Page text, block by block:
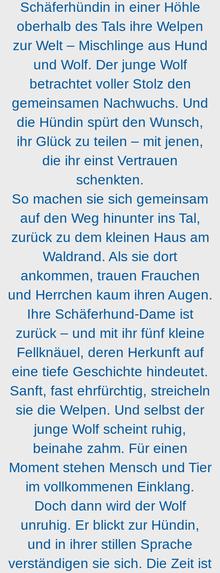
Schäferhündin in einer Höhle
oberhalb des Tals ihre Welpen
zur Welt – Mischlinge aus Hund
und Wolf. Der junge Wolf
betrachtet voller Stolz den
gemeinsamen Nachwuchs. Und
die Hündin spürt den Wunsch,
ihr Glück zu teilen – mit jenen,
die ihr einst Vertrauen
schenkten.
So machen sie sich gemeinsam
auf den Weg hinunter ins Tal,
zurück zu dem kleinen Haus am
Waldrand. Als sie dort
ankommen, trauen Frauchen
und Herrchen kaum ihren Augen.
Ihre Schäferhund-Dame ist
zurück – und mit ihr fünf kleine
Fellknäuel, deren Herkunft auf
eine tiefe Geschichte hindeutet.
Sanft, fast ehrfürchtig, streicheln
sie die Welpen. Und selbst der
junge Wolf scheint ruhig,
beinahe zahm. Für einen
Moment stehen Mensch und Tier
im vollkommenen Einklang.
Doch dann wird der Wolf
unruhig. Er blickt zur Hündin,
und in ihrer stillen Sprache
verständigen sie sich. Die Zeit ist